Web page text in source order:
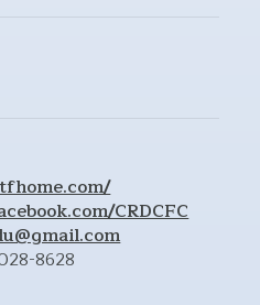
CRDCFC
8628